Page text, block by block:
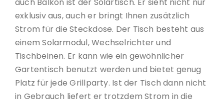
auch Balkon ist der Solartisch. Er sieht nicht nur
exklusiv aus, auch er bringt Ihnen zusätzlich
Strom für die Steckdose. Der Tisch besteht aus
einem Solarmodul, Wechselrichter und
Tischbeinen. Er kann wie ein gewöhnlicher
Gartentisch benutzt werden und bietet genug
Platz für jede Grillparty. Ist der Tisch dann nicht
in Gebrauch liefert er trotzdem Strom in die